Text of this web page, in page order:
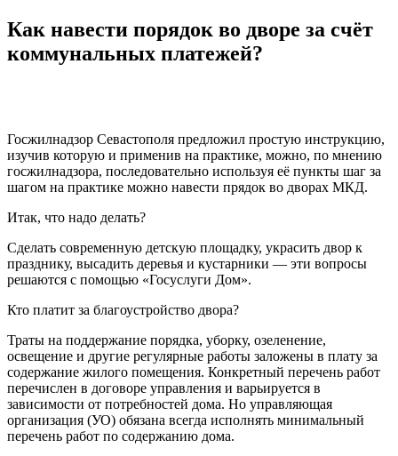
Как навести порядок во дворе за счёт
коммунальных платежей?
Госжилнадзор Севастополя предложил простую инструкцию,
изучив которую и применив на практике, можно, по мнению
госжилнадзора, последовательно используя её пункты шаг за
шагом на практике можно навести прядок во дворах МКД.
Итак, что надо делать?
Сделать современную детскую площадку, украсить двор к
празднику, высадить деревья и кустарники — эти вопросы
решаются с помощью «Госуслуги Дом».
Кто платит за благоустройство двора?
Траты на поддержание порядка, уборку, озеленение,
освещение и другие регулярные работы заложены в плату за
содержание жилого помещения. Конкретный перечень работ
перечислен в договоре управления и варьируется в
зависимости от потребностей дома. Но управляющая
организация (УО) обязана всегда исполнять минимальный
перечень работ по содержанию дома.